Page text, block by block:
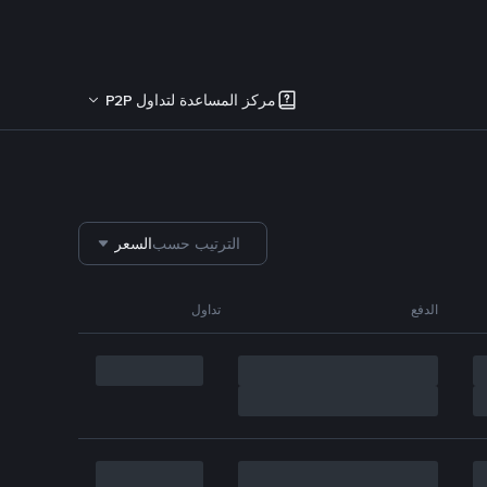
مركز المساعدة لتداول P2P
الترتيب حسبالسعر
الدفع تداول